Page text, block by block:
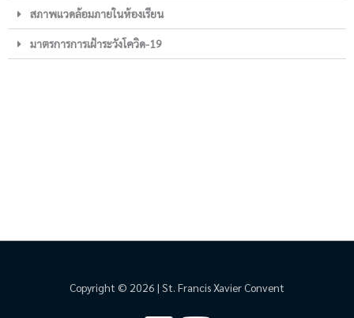
สภาพแวดล้อมภายในห้องเรียน
มาตรการการเฝ้าระวังโควิด-19
Copyright © 2026 | St. Francis Xavier Convent